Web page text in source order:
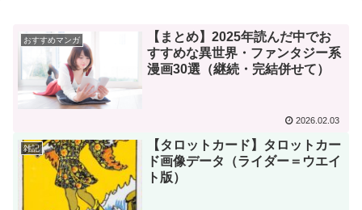
おすすめマンガ
【まとめ】2025年読んだ中でお
すすめな異世界・ファンタジー系
漫画30選（継続・完結併せて）
2026.02.03
雑記
【タロットカード】タロットカー
ド画像データ（ライダー＝ウエイ
ト版）